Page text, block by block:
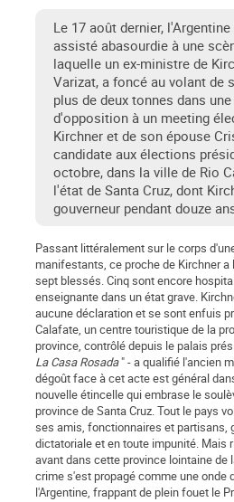
Le 17 août dernier,
assisté abasourdie à une
laquelle un ex-ministre de
Varizat, a foncé au volant de
plus de deux tonnes dans
d'opposition à un meeting
Kirchner et de son épouse
candidate aux élections
octobre, dans la ville de Rio
l'état de Santa Cruz, dont
gouverneur pendant douze
Passant littéralement sur le corps
manifestants, ce proche de Kirchner
sept blessés. Cinq sont encore
enseignante dans un état grave.
aucune déclaration et se sont enfuis
Calafate, un centre touristique de la
province, contrôlé depuis le palais
La Casa Rosada" - a qualifié l'ancien
dé­goût face à cet acte est général
nouvelle étincelle qui embrase le
province de Santa Cruz. Tout le pays
ses amis, fonctionnaires et partisans,
dictatoriale et en toute impunité. Mais
avant dans cette province lointaine de
crime s'est propagé comme une onde
l'Argentine, frappant de plein fouet le